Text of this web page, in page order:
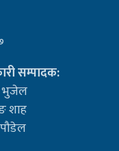
सम्पादक:
भुजेल
शाह